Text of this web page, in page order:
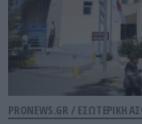
PRONEWS.GR / ΕΣΩΤΕΡΙΚΗ